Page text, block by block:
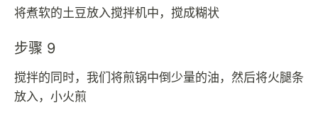
将煮软的土豆放入搅拌机中，搅成糊状
步骤 9
搅拌的同时，我们将煎锅中倒少量的油，然后将火腿条
放入，小火煎